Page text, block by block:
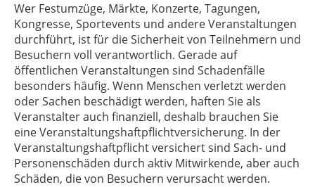
Wer Festumzüge, Märkte, Konzerte, Tagungen,
Kongresse, Sportevents und andere Veranstaltungen
durchführt, ist für die Sicherheit von Teilnehmern und
Besuchern voll verantwortlich. Gerade auf
öffentlichen Veranstaltungen sind Schadenfälle
besonders häufig. Wenn Menschen verletzt werden
oder Sachen beschädigt werden, haften Sie als
Veranstalter auch finanziell, deshalb brauchen Sie
eine Veranstaltungshaftpflichtversicherung. In der
Veranstaltungshaftpflicht versichert sind Sach- und
Personenschäden durch aktiv Mitwirkende, aber auch
Schäden, die von Besuchern verursacht werden.